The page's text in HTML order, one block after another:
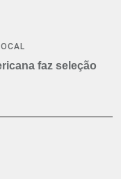
faz seleção